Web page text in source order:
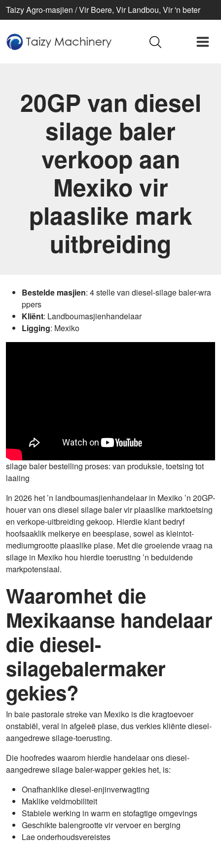
Taizy Agro-masjien / Vir Boere, Vir Landbou, Vir 'n beter
20GP van diesel
silage baler
verkoop aan
Mexiko vir
plaaslike mark
uitbreiding
Bestelde masjien: 4 stelle van diesel-silage baler-wra
ppers
Kliënt: Landboumasjienhandelaar
Ligging: Mexiko
silage baler bestelling proses: van produksie, toetsing tot
laaiing
In 2026 het ’n landboumasjienhandelaar in Mexiko ’n 20GP-
houer van ons diesel silage baler vir plaaslike marktoetsing
en verkope-uitbreiding gekoop. Hierdie klant bedryf
hoofsaaklik melkerye en beesplase, sowel as kleintot-
mediumgrootte plaaslike plase. Met die groeiende vraag na
silage in Mexiko hou hierdie toerusting ’n beduidende
markpotensiaal.
Waaromhet die
Mexikaanse handelaar
die diesel-
silagebalermaker
gekies?
In baie pastorale streke van Mexiko is die kragtoevoer
onstabiël, veral in afgeleë plase, dus verkies kliënte diesel-
aangedrewe silage-toerusting.
Die hoofredes waarom hierdie handelaar ons diesel-
aangedrewe silage baler-wapper gekies het, is:
Onafhanklike diesel-enjinverwagting
Maklike veldmobiliteit
Stabiele werking in warm en stofagtige omgevings
Geschikte balengrootte vir vervoer en berging
Lae onderhoudsvereistes